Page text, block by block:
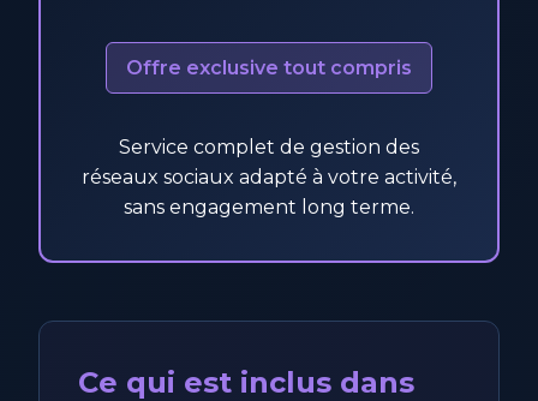
Offre exclusive tout compris
Service complet de gestion des
réseaux sociaux adapté à votre activité,
sans engagement long terme.
Ce qui est inclus dans